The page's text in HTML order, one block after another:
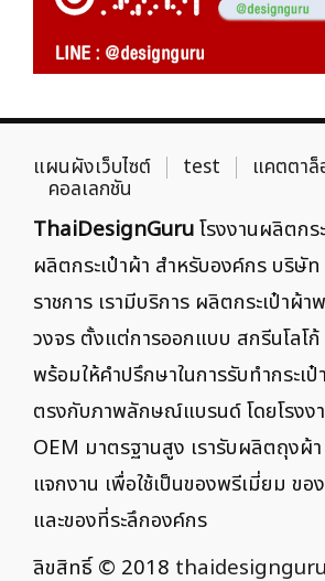
แผนผังเว็บไซต์ test แคตตา
คอลเลกชัน
ThaiDesignGuruโรงงานผลิตกร
ผลิตกระเป๋าผ้า สำหรับองค์กร บริษั
ราชการ เรามีบริการ ผลิตกระเป๋าผ้
วงจร ตั้งแต่การออกแบบ สกรีนโลโ
พร้อมให้คำปรึกษาในการรับทำกระเ
ตรงกับภาพลักษณ์แบรนด์ โดยโรงงา
OEM มาตรฐานสูง เรารับผลิตถุงผ้า
แจกงาน เพื่อใช้เป็นของพรีเมี่ยม ข
และของที่ระลึกองค์กร
ลิขสิทธิ์ © 2018